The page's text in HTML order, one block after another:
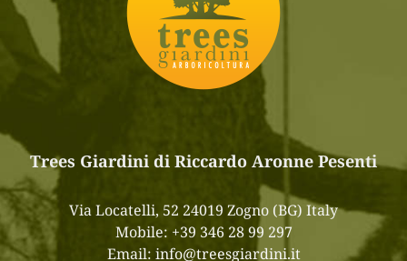
Trees Giardini di Riccardo Aronne Pesenti
Via Locatelli, 52 24019 Zogno (BG) Italy
Mobile: +39 346 28 99 297
Email: info@treesgiardini.it